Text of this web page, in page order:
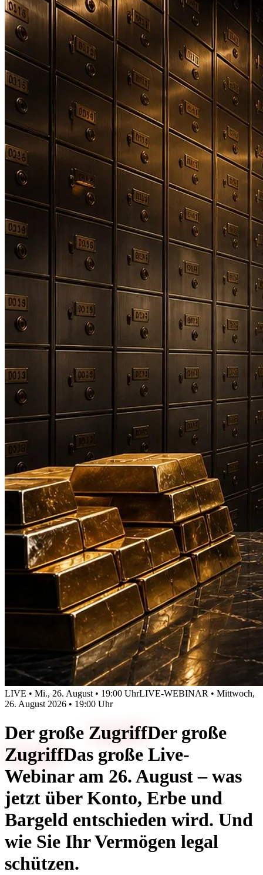
LIVE • Mi., 26. August • 19:00 UhrLIVE-WEBINAR • Mittwoch,
26. August 2026 • 19:00 Uhr
Der große ZugriffDer große
ZugriffDas große Live-
Webinar am 26. August – was
jetzt über Konto, Erbe und
Bargeld entschieden wird. Und
wie Sie Ihr Vermögen legal
schützen.